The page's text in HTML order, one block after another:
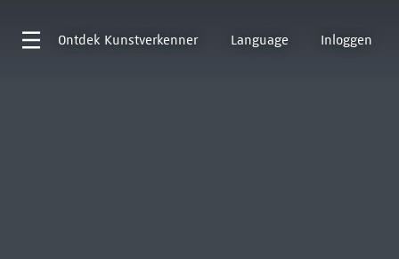
Ontdek Kunstverkenner Language Inloggen